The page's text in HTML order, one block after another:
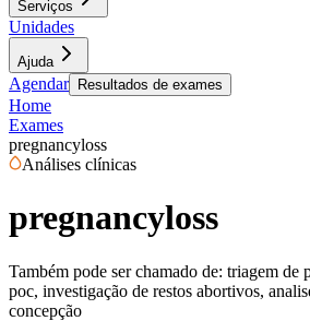
Serviços
Unidades
Ajuda
Agendar Resultados de exames
Home
Exames
pregnancyloss
Análises clínicas
pregnancyloss
Também pode ser chamado de: triagem de
poc, investigação de restos abortivos,
concepção